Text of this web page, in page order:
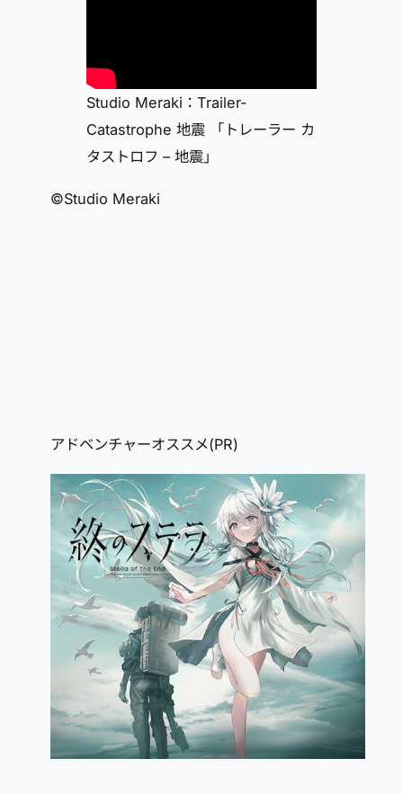
Studio Meraki：Trailer-
Catastrophe 地震 「トレーラー カ
タストロフ – 地震」
©Studio Meraki
アドベンチャーオススメ(PR)